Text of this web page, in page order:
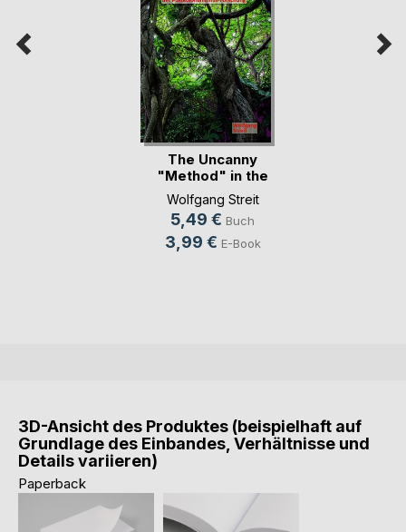
The Uncanny
"Method" in the
Madness
Wolfgang Streit
5,49 € Buch
3,99 € E-Book
3D-Ansicht des Produktes (beispielhaft auf
Grundlage des Einbandes, Verhältnisse und
Details variieren)
Paperback